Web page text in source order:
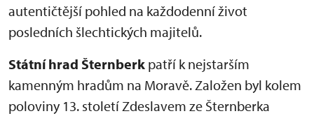
autentičtější pohled na každodenní život
posledních šlechtických majitelů.
Státní hrad Šternberk patří k nejstarším
kamenným hradům na Moravě. Založen byl kolem
poloviny 13. století Zdeslavem ze Šternberka